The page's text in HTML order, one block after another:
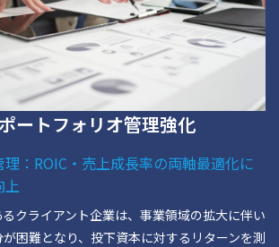
ートフォリオ管理強化
：ROIC・売上成長率の両軸最適化に
上
クライアント企業は、事業領域の拡大に伴い
困難となり、投下資本に対するリターンを測